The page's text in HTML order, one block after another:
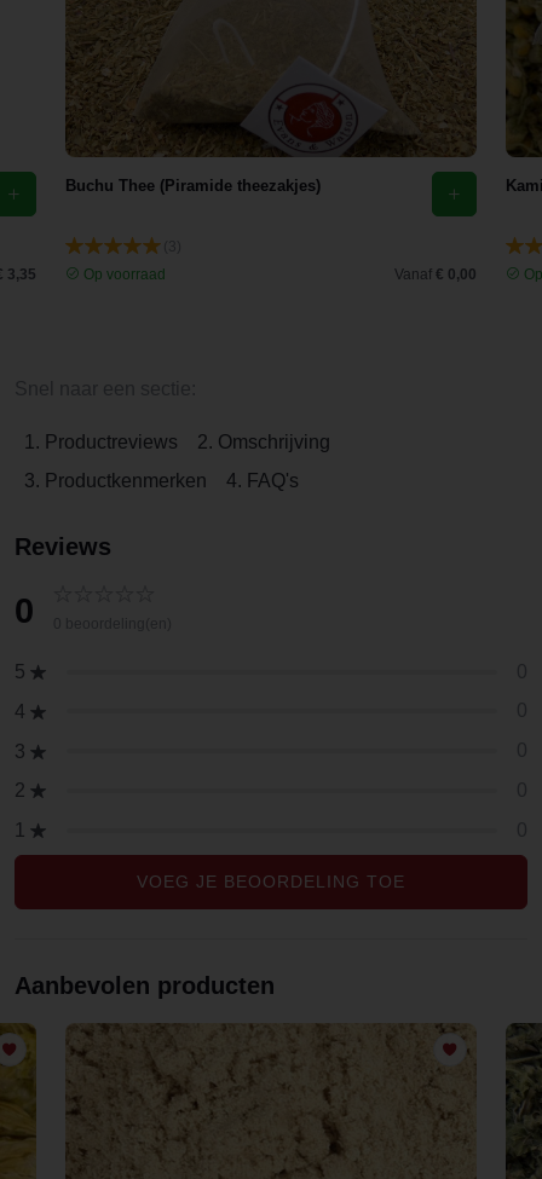
3,35
Buchu Thee (Piramide theezakjes)
Op voorraad
Vanaf € 0,00
1. Productreviews
2. Omschrijving
3. Productkenmerken
4. FAQ's
Reviews
0
5
4
3
2
1
VOEG JE BEOORDELING TOE
Aanbevolen producten